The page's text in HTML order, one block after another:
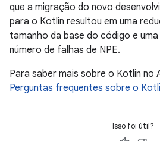
que a migração do novo
para o Kotlin resultou em uma
tamanho da base do código e
número de falhas de NPE.
Para saber mais sobre o Kotlin no
Perguntas frequentes sobre o
Isso foi útil?